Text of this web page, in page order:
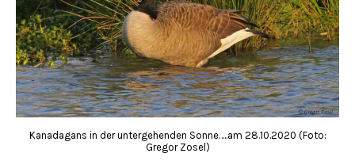
Kanadagans in der untergehenden Sonne…..am 28.10.2020 (Foto:
Gregor Zosel)